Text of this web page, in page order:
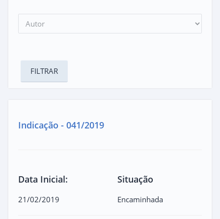
Indicação - 041/2019
Data Inicial:
21/02/2019
Situação
Encaminhada